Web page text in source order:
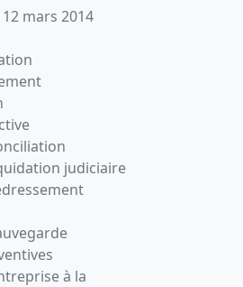
mars 2014
judiciaire
à la